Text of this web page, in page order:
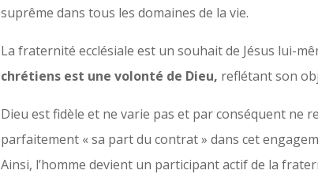
suprême dans tous les domaines de la vie.
La fraternité ecclésiale est un souhait de Jésus lui-
chrétiens est une volonté de Dieu, reflétant son
Dieu est fidèle et ne varie pas et par conséquent ne
parfaitement « sa part du contrat » dans cet
Ainsi, l’homme devient un participant actif de la